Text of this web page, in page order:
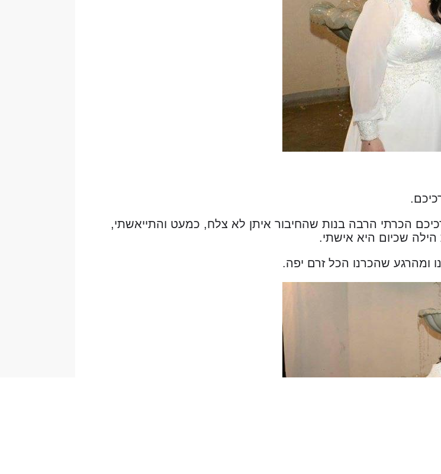
לאתר לפני 4 שנים. דרכיכם הכרתי הרבה בנות שהחיבור איתן לא צלח, כמעט והתייאשתי,
שכיום היא אישתי.
ומהרגע שהכרנו הכל זרם יפה.